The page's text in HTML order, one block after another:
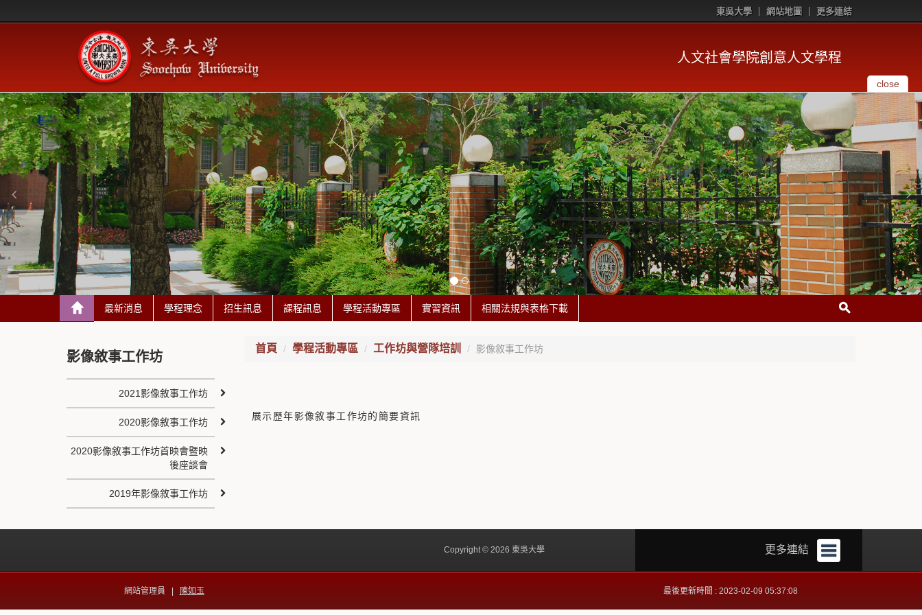
東吳大學 網站地圖 更多連結
人文社會學院創意人文學程
close
最新消息 學程理念 招生訊息 課程訊息 學程活動專區 實習資訊 相關法規與表格下載
首頁 學程活動專區 工作坊與營隊培訓 影像敘事工作坊
展示歷年影像敘事工作坊的簡要資訊
影像敘事工作坊
2021影像敘事工作坊
2020影像敘事工作坊
2020影像敘事工作坊首映會暨映
後座談會
2019年影像敘事工作坊
更多連結
Copyright © 2026 東吳大學
網站管理員 | 陳如玉 最後更新時間 : 2023-02-09 05:37:08